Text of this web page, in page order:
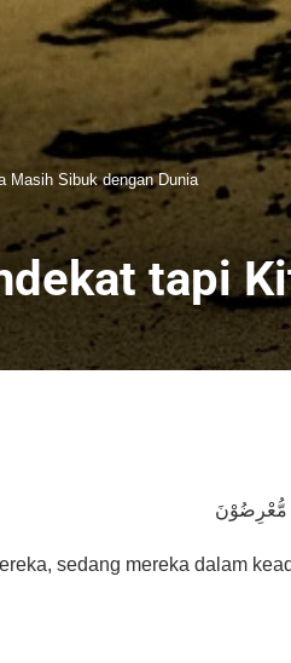
Masih Sibuk dengan Dunia
tapi
sedang mereka dalam